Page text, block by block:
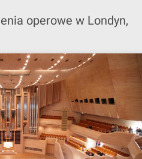
operowe w Londyn,